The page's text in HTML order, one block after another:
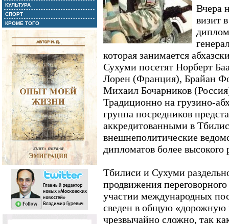
КУЛЬТУРА
СПОРТ
КРОМЕ ТОГО
Вчера
визит
которая занимается
Сухуми посетят Норберт
Лорен (Франция), Брайан
Михаил Бочарников
Традиционно на грузино-
группа посредников
аккредитованными в
внешнеполитические
дипломатов более высокого
Тбилиси и Сухуми
продвижения
участии международных
сведен в общую «дорожную
чрезвычайно сложно, так